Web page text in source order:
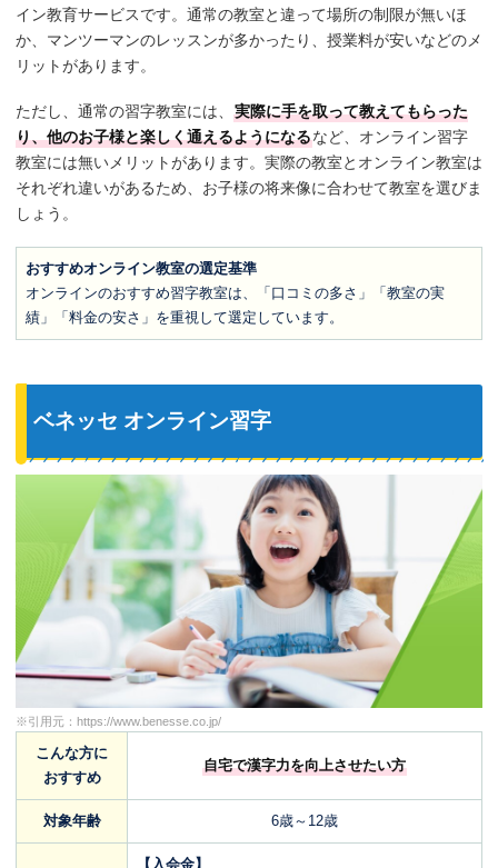
イン教育サービスです。通常の教室と違って場所の制限が無いほ
か、マンツーマンのレッスンが多かったり、授業料が安いなどのメ
リットがあります。
ただし、通常の習字教室には、 実際に手を取って教えてもらった
り、他のお子様と楽しく通えるようになるなど、オンライン習字
教室には無いメリットがあります。実際の教室とオンライン教室は
それぞれ違いがあるため、お子様の将来像に合わせて教室を選びま
しょう。
おすすめオンライン教室の選定基準
オンラインのおすすめ習字教室は、「口コミの多さ」「教室の実
績」「料金の安さ」を重視して選定しています。
ベネッセ オンライン習字
※引用元： https://www.benesse.co.jp/
こんな方に
おすすめ
自宅で漢字力を向上させたい方
対象年齢 6歳～12歳
【入会金】